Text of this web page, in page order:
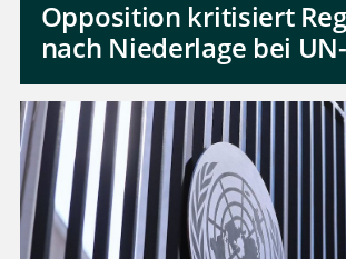
Opposition kritisiert
nach Niederlage bei